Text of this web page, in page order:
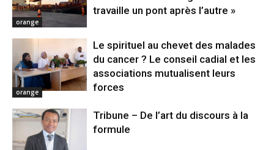
orange
travaille un pont après l’autre »
orange
Le spirituel au chevet des malades
du cancer ? Le conseil cadial et les
associations mutualisent leurs
forces
Tribune – De l’art du discours à la
formule